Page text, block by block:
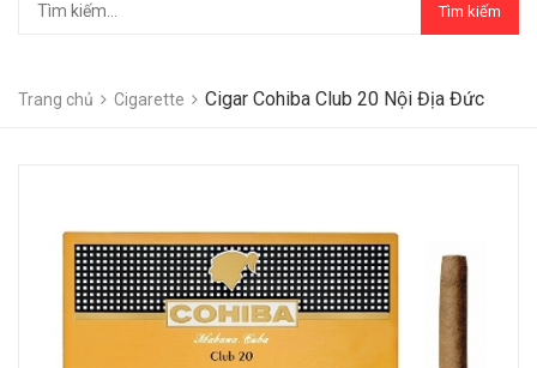
Tìm kiếm
Trang chủ Cigarette Cigar Cohiba Club 20 Nội Địa Đức